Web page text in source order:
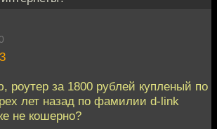
роутер за 1800 рублей купленый по
лет назад по фамилии d-link
не кошерно?